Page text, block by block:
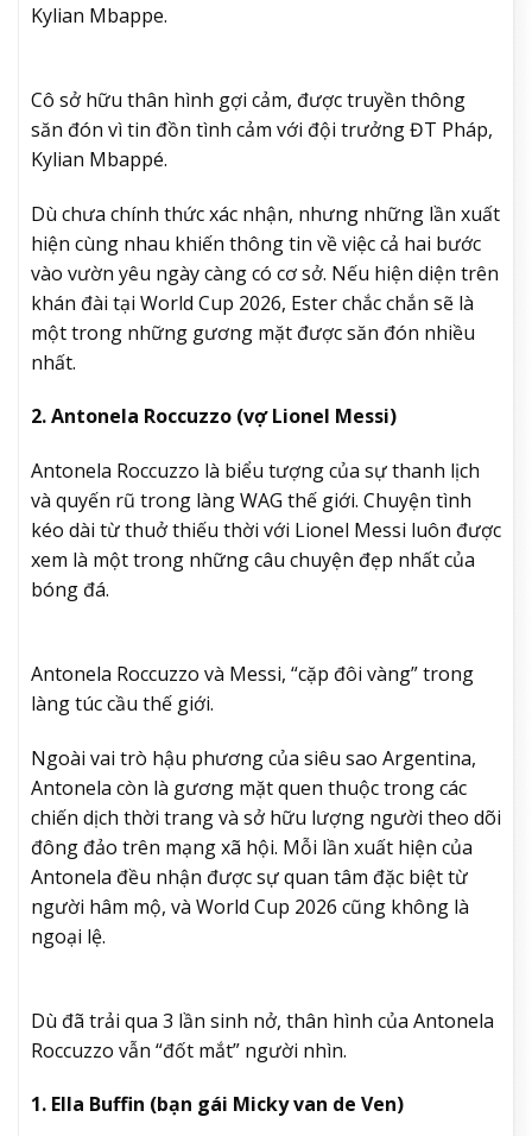
Kylian Mbappe.
Cô sở hữu thân hình gợi cảm, được truyền thông
săn đón vì tin đồn tình cảm với đội trưởng ĐT Pháp,
Kylian Mbappé.
Dù chưa chính thức xác nhận, nhưng những lần xuất
hiện cùng nhau khiến thông tin về việc cả hai bước
vào vườn yêu ngày càng có cơ sở. Nếu hiện diện trên
khán đài tại World Cup 2026, Ester chắc chắn sẽ là
một trong những gương mặt được săn đón nhiều
nhất.
2. Antonela Roccuzzo (vợ Lionel Messi)
Antonela Roccuzzo là biểu tượng của sự thanh lịch
và quyến rũ trong làng WAG thế giới. Chuyện tình
kéo dài từ thuở thiếu thời với Lionel Messi luôn được
xem là một trong những câu chuyện đẹp nhất của
bóng đá.
Antonela Roccuzzo và Messi, “cặp đôi vàng” trong
làng túc cầu thế giới.
Ngoài vai trò hậu phương của siêu sao Argentina,
Antonela còn là gương mặt quen thuộc trong các
chiến dịch thời trang và sở hữu lượng người theo dõi
đông đảo trên mạng xã hội. Mỗi lần xuất hiện của
Antonela đều nhận được sự quan tâm đặc biệt từ
người hâm mộ, và World Cup 2026 cũng không là
ngoại lệ.
Dù đã trải qua 3 lần sinh nở, thân hình của Antonela
Roccuzzo vẫn “đốt mắt” người nhìn.
1. Ella Buffin (bạn gái Micky van de Ven)